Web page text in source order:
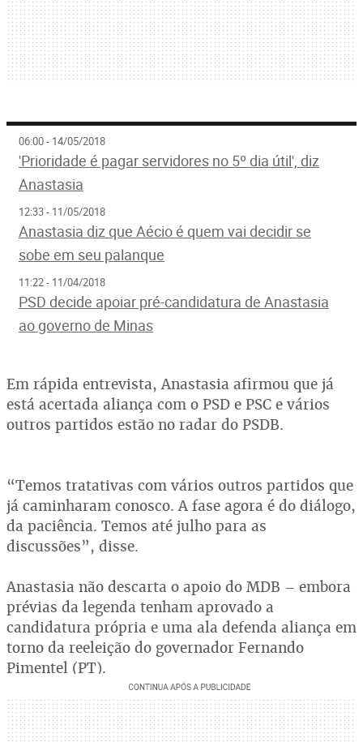
06:00 - 14/05/2018
'Prioridade é pagar servidores no 5º dia útil', diz
Anastasia
12:33 - 11/05/2018
Anastasia diz que Aécio é quem vai decidir se
sobe em seu palanque
11:22 - 11/04/2018
PSD decide apoiar pré-candidatura de Anastasia
ao governo de Minas
Em rápida entrevista, Anastasia afirmou que já
está acertada aliança com o PSD e PSC e vários
outros partidos estão no radar do PSDB.
“Temos tratativas com vários outros partidos que
já caminharam conosco. A fase agora é do diálogo,
da paciência. Temos até julho para as
discussões”, disse.
Anastasia não descarta o apoio do MDB – embora
prévias da legenda tenham aprovado a
candidatura própria e uma ala defenda aliança em
torno da reeleição do governador Fernando
Pimentel (PT).